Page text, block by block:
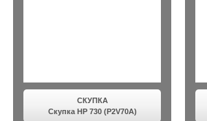
СКУПКА
Скупка HP 730 (P2V70A)